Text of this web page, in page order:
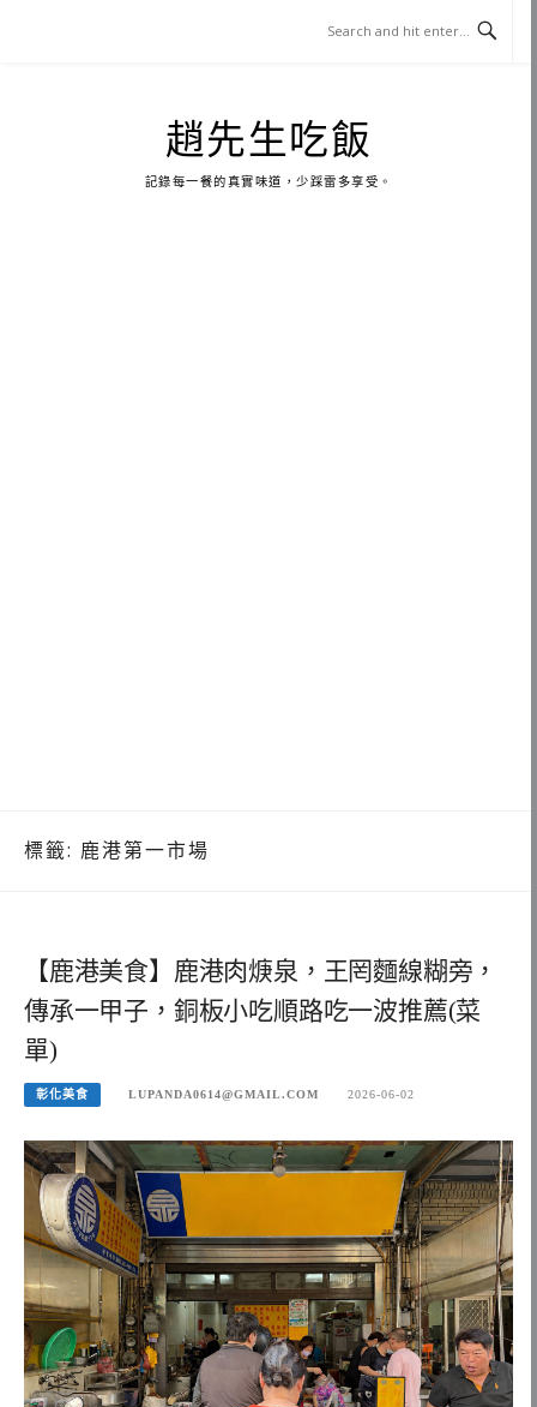
趙先生吃飯
記錄每一餐的真實味道，少踩雷多享受。
標籤: 鹿港第一市場
【鹿港美食】鹿港肉焿泉，王罔麵線糊旁，
傳承一甲子，銅板小吃順路吃一波推薦(菜
單)
彰化美食 LUPANDA0614@GMAIL.COM 2026-06-02